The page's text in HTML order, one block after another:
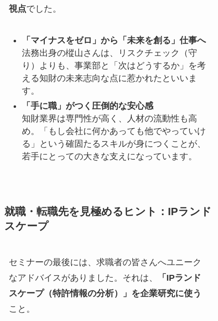
視点でした。
「マイナスをゼロ」から「未来を創る」仕事へ
法務出身の樅山さんは、リスクチェック（守
り）よりも、事業部と「次はどうするか」を考
える知財の未来志向な点に惹かれたといいま
す。
「手に職」がつく圧倒的な安心感
知財業界は専門性が高く、人材の流動性も高
め。「もし会社に何かあっても他でやっていけ
る」という確固たるスキルが身につくことが、
若手にとっての大きな支えになっています。
就職・転職先を見極めるヒント：IPランド
スケープ
セミナーの最後には、求職者の皆さんへユニーク
なアドバイスがありました。それは、
「IPランド
スケープ（特許情報の分析）」を企業研究に使う
こと。